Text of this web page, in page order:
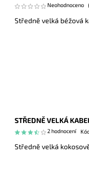
Neohodnoceno
Středně velká béžová
STŘEDNĚ VELKÁ
2 hodnocení
Středně velká